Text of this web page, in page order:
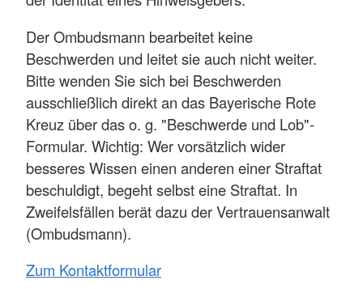
Der Ombuds­mann bearbeitet keine
Beschwerden und leitet sie auch nicht weiter.
Bitte wenden Sie sich bei Beschwerden
aus­schließ­lich direkt an das Bayerische Rote
Kreuz über das o. g. "Beschwerde und Lob"-
Formular. Wichtig: Wer vor­sätz­lich wider
besseres Wissen einen anderen einer Straf­tat
be­schuldigt, be­geht selbst eine Straf­tat. In
Zweifels­fällen berät dazu der Vertrauens­anwalt
(Ombuds­mann).
Zum Kontaktformular